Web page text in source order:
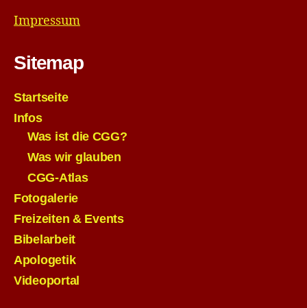
Impressum
Sitemap
Startseite
Infos
Was ist die CGG?
Was wir glauben
CGG-Atlas
Fotogalerie
Freizeiten & Events
Bibelarbeit
Apologetik
Videoportal